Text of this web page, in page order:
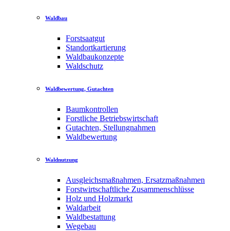
Waldbau
Forstsaatgut
Standortkartierung
Waldbaukonzepte
Waldschutz
Waldbewertung, Gutachten
Baumkontrollen
Forstliche Betriebswirtschaft
Gutachten, Stellungnahmen
Waldbewertung
Waldnutzung
Ausgleichsmaßnahmen, Ersatzmaßnahmen
Forstwirtschaftliche Zusammenschlüsse
Holz und Holzmarkt
Waldarbeit
Waldbestattung
Wegebau